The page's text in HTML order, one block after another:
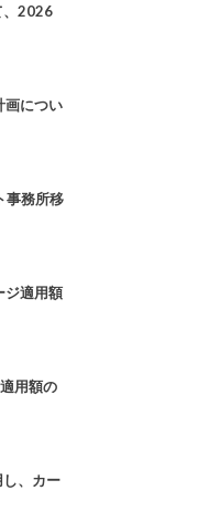
、2026
画につい
事務所移
ジ適用額
用額の
、カー